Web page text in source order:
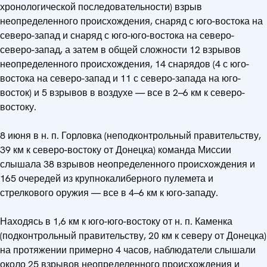
хронологической последовательности) взрыв
неопределенного происхождения, снаряд с юго-востока на
северо-запад и снаряд с юго-юго-востока на северо-
северо-запад, а затем в общей сложности 12 взрывов
неопределенного происхождения, 14 снарядов (4 с юго-
востока на северо-запад и 11 с северо-запада на юго-
восток) и 5 взрывов в воздухе — все в 2–6 км к северо-
востоку.
8 июня в н. п. Горловка (неподконтрольный правительству,
39 км к северо-востоку от Донецка) команда Миссии
слышала 38 взрывов неопределенного происхождения и
165 очередей из крупнокалиберного пулемета и
стрелкового оружия — все в 4–6 км к юго-западу.
Находясь в 1,6 км к юго-юго-востоку от н. п. Каменка
(подконтрольный правительству, 20 км к северу от Донецка)
на протяжении примерно 4 часов, наблюдатели слышали